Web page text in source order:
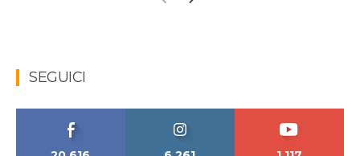
SEGUICI